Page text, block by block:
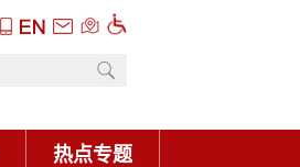
热点专题